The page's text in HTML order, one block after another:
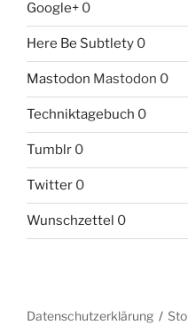
Google+ 0
Here Be Subtlety 0
Mastodon Mastodon 0
Techniktagebuch 0
Tumblr 0
Twitter 0
Wunschzettel 0
Datenschutzerklärung